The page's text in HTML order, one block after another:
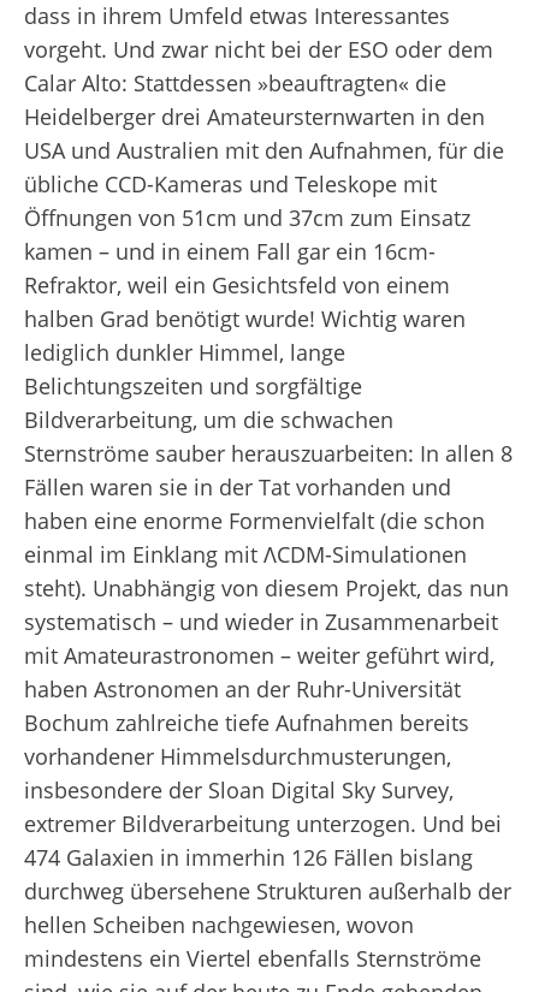
dass in ihrem Umfeld etwas Interessantes
vorgeht. Und zwar nicht bei der ESO oder dem
Calar Alto: Stattdessen »beauftragten« die
Heidelberger drei Amateursternwarten in den
USA und Australien mit den Aufnahmen, für die
übliche CCD-Kameras und Teleskope mit
Öffnungen von 51cm und 37cm zum Einsatz
kamen – und in einem Fall gar ein 16cm-
Refraktor, weil ein Gesichtsfeld von einem
halben Grad benötigt wurde! Wichtig waren
lediglich dunkler Himmel, lange
Belichtungszeiten und sorgfältige
Bildverarbeitung, um die schwachen
Sternströme sauber herauszuarbeiten: In allen 8
Fällen waren sie in der Tat vorhanden und
haben eine enorme Formenvielfalt (die schon
einmal im Einklang mit ΛCDM-Simulationen
steht). Unabhängig von diesem Projekt, das nun
systematisch – und wieder in Zusammenarbeit
mit Amateurastronomen – weiter geführt wird,
haben Astronomen an der Ruhr-Universität
Bochum zahlreiche tiefe Aufnahmen bereits
vorhandener Himmelsdurchmusterungen,
insbesondere der Sloan Digital Sky Survey,
extremer Bildverarbeitung unterzogen. Und bei
474 Galaxien in immerhin 126 Fällen bislang
durchweg übersehene Strukturen außerhalb der
hellen Scheiben nachgewiesen, wovon
mindestens ein Viertel ebenfalls Sternströme